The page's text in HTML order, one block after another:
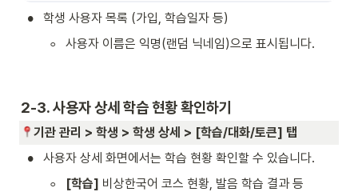
• 학생 사용자 목록 (가입, 학습일자 등)
◦ 사용자 이름은 익명(랜덤 닉네임)으로 표시됩니다.
2-3. 사용자 상세 학습 현황 확인하기
기관 관리 > 학생 > 학생 상세 > [학습/대화/토큰] 탭
• 사용자 상세 화면에서는 학습 현황 확인할 수 있습니다.
◦ [학습] 비상한국어 코스 현황, 발음 학습 결과 등